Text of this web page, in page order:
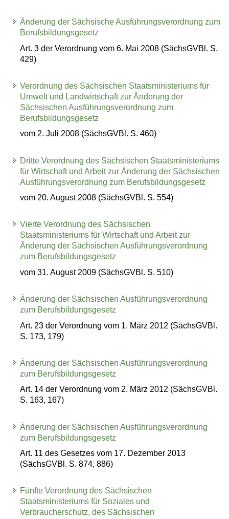
Änderung der Sächsische Ausführungsverordnung zum
Berufsbildungsgesetz
Art. 3 der Verordnung vom 6. Mai 2008 (SächsGVBl. S.
429)
Verordnung des Sächsischen Staatsministeriums für
Umwelt und Landwirtschaft zur Änderung der
Sächsischen Ausführungsverordnung zum
Berufsbildungsgesetz
vom 2. Juli 2008 (SächsGVBl. S. 460)
Dritte Verordnung des Sächsischen Staatsministeriums
für Wirtschaft und Arbeit zur Änderung der Sächsischen
Ausführungsverordnung zum Berufsbildungsgesetz
vom 20. August 2008 (SächsGVBl. S. 554)
Vierte Verordnung des Sächsischen
Staatsministeriums für Wirtschaft und Arbeit zur
Änderung der Sächsischen Ausführungsverordnung
zum Berufsbildungsgesetz
vom 31. August 2009 (SächsGVBl. S. 510)
Änderung der Sächsischen Ausführungsverordnung
zum Berufsbildungsgesetz
Art. 23 der Verordnung vom 1. März 2012 (SächsGVBl.
S. 173, 179)
Änderung der Sächsischen Ausführungsverordnung
zum Berufsbildungsgesetz
Art. 14 der Verordnung vom 2. März 2012 (SächsGVBl.
S. 163, 167)
Änderung der Sächsischen Ausführungsverordnung
zum Berufsbildungsgesetz
Art. 11 des Gesetzes vom 17. Dezember 2013
(SächsGVBl. S. 874, 886)
Fünfte Verordnung des Sächsischen
Staatsministeriums für Soziales und
Verbraucherschutz, des Sächsischen